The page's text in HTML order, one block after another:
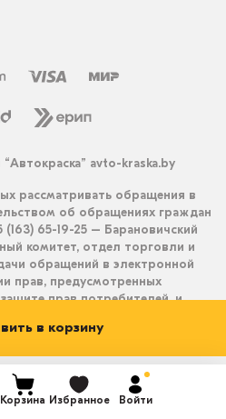
Избранное Войти
Корзина
в корзину
avto-kraska.by
рассматривать обращения в
об обращениях граждан
65-19-25 – Барановичский
комитет, отдел торговли и
обращений в электронной
прав, предусмотренных
прав потребителей, и
них: info@avto-kraska.by и
(Viber, Telegram).